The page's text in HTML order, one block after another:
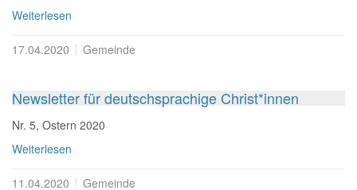
Weiterlesen
17.04.2020 Gemeinde
Newsletter für deutschsprachige Christ*innen
Nr. 5, Ostern 2020
Weiterlesen
11.04.2020 Gemeinde